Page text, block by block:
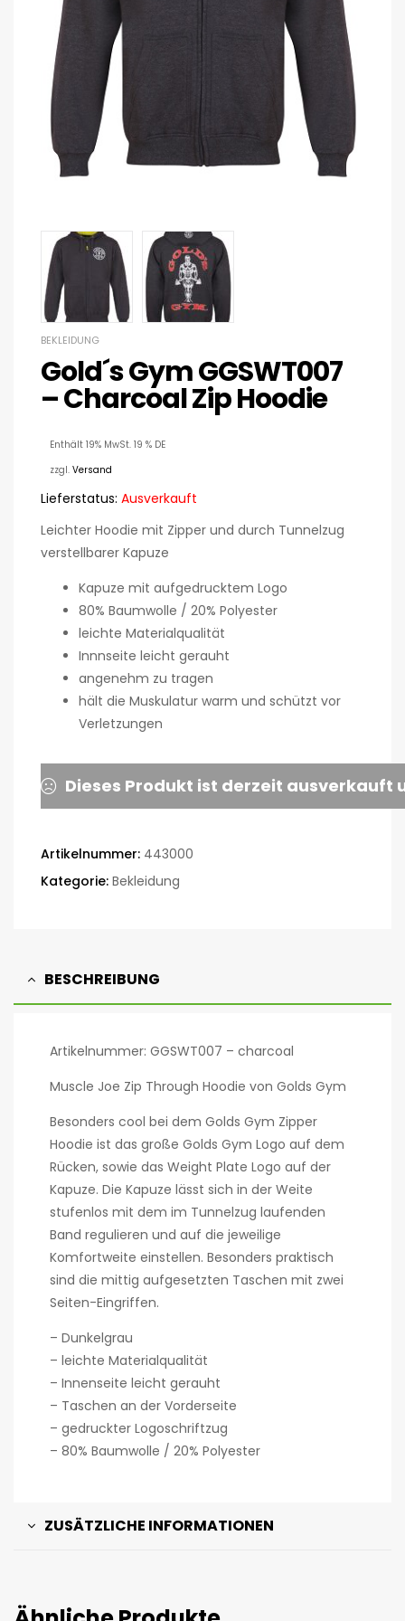
BEKLEIDUNG
Gold´s Gym GGSWT007
– Charcoal Zip Hoodie
Enthält 19% MwSt. 19 % DE
zzgl. Versand
Lieferstatus: Ausverkauft
Leichter Hoodie mit Zipper und durch Tunnelzug
verstellbarer Kapuze
Kapuze mit aufgedrucktem Logo
80% Baumwolle / 20% Polyester
leichte Materialqualität
Innnseite leicht gerauht
angenehm zu tragen
hält die Muskulatur warm und schützt vor
Verletzungen
Dieses Produkt ist derzeit ausverkauft
Artikelnummer: 443000
Kategorie: Bekleidung
BESCHREIBUNG
Artikelnummer: GGSWT007 – charcoal
Muscle Joe Zip Through Hoodie von Golds Gym
Besonders cool bei dem Golds Gym Zipper
Hoodie ist das große Golds Gym Logo auf dem
Rücken, sowie das Weight Plate Logo auf der
Kapuze. Die Kapuze lässt sich in der Weite
stufenlos mit dem im Tunnelzug laufenden
Band regulieren und auf die jeweilige
Komfortweite einstellen. Besonders praktisch
sind die mittig aufgesetzten Taschen mit zwei
Seiten-Eingriffen.
– Dunkelgrau
– leichte Materialqualität
– Innenseite leicht gerauht
– Taschen an der Vorderseite
– gedruckter Logoschriftzug
– 80% Baumwolle / 20% Polyester
ZUSÄTZLICHE INFORMATIONEN